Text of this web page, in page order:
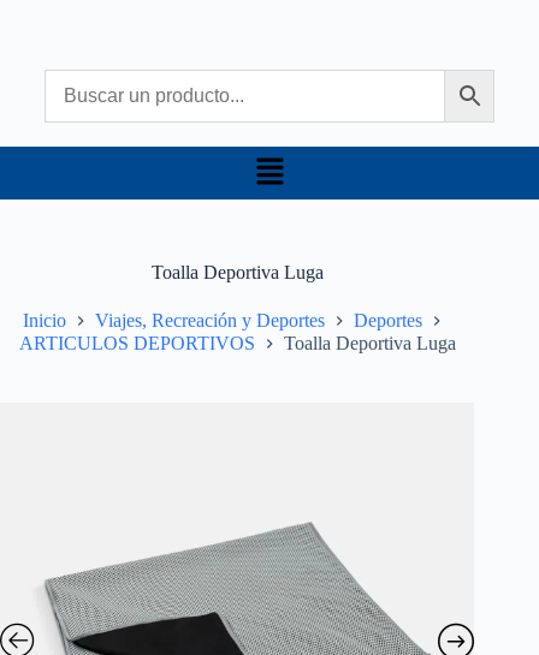
Toalla Deportiva Luga
Inicio Viajes, Recreación y Deportes
Deportes
ARTICULOS DEPORTIVOS
Toalla Deportiva Luga